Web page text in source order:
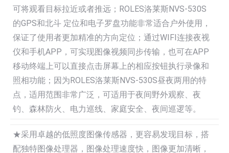
可将观看目标拉近或者推远；ROLES洛莱斯NVS-530S
的GPS和北斗 定位和电子罗盘功能非常适合户外使用，
保证了使用者更加精准的方向定位；通过WIFI连接夜视
仪和手机APP，可实现图像视频同步传输，也可在APP
移动终端上可以直接点击屏幕上的相应按钮执行录像和
照相功能；因为ROLES洛莱斯NVS-530S昼夜两用的特
点，适用范围非常广泛，可适用于夜间野外观察、夜
钓、森林防火、电力巡线、家庭安全、夜间巡逻等。
★采用卓越的低照度图像传感器，更容易发现目标，搭
配独特图像处理器，图像处理速度快，图像更加清晰，